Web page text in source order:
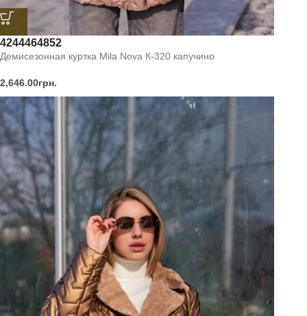
4244464852
Демисезонная куртка Mila Nova К-320 капучино
2,646.00грн.